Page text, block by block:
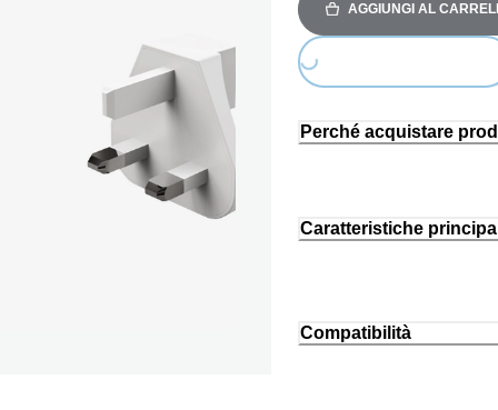
AGGIUNGI AL
Loading...
Perché acquistare
Caratteristiche
Compatibilità